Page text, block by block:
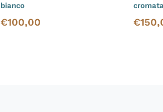
bianco
Prezzo di vendita
€100,00
Prezzo
€